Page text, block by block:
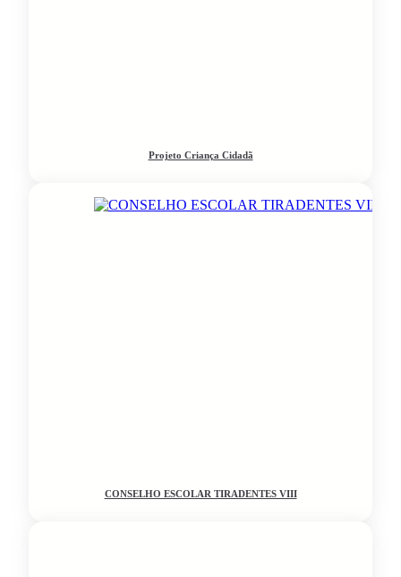
Projeto Criança Cidadã
CONSELHO ESCOLAR TIRADENTES VIII